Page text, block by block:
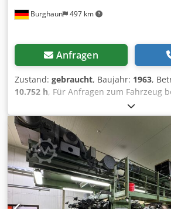
Burghaun 497 km
Anfragen
Zustand: gebraucht, Baujahr: 1963,
10.752 h, Für Anfragen zum Fahrzeug
Mihm (unter Tel. gerne.Fischer KG
Betriebsstunden, 52.683 km, Baujahr
Dieselmotor 3 Zylinder, Zulässiges
Gebrauchter Zustand, dem Alter
Aezq N Iieicea Herr Mihm (Tel. betreut
Informationen finden Sie auf unserer
Irrtümer, Änderungen und
= Weitere Informationen = Wenden Sie
Ebert, um weitere Informationen zu